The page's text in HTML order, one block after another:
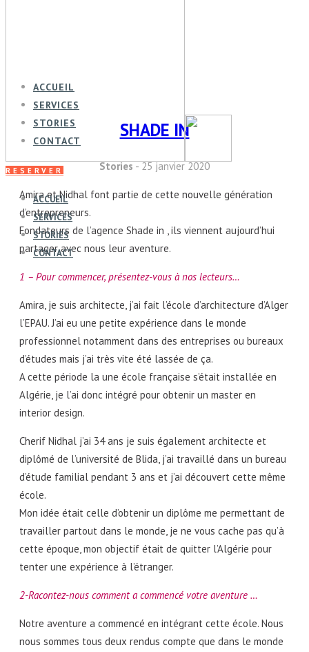
RESERVER
ACCUEIL
SERVICES
STORIES
CONTACT
ACCUEIL
SERVICES
STORIES
CONTACT
SHADE IN
Stories- 25 janvier 2020
Amira et Nidhal font partie de cette nouvelle génération
d’entrepreneurs.
Fondateurs de l’agence Shade in , ils viennent aujourd’hui
partager avec nous leur aventure.
1 – Pour commencer, présentez-vous à nos lecteurs…
Amira, je suis architecte, j’ai fait l’école d’architecture d’Alger
l’EPAU. J’ai eu une petite expérience dans le monde
professionnel notamment dans des entreprises ou bureaux
d’études mais j’ai très vite été lassée de ça.
A cette période la une école française s’était installée en
Algérie, je l’ai donc intégré pour obtenir un master en
interior design.
Cherif Nidhal j’ai 34 ans je suis également architecte et
diplômé de l’université de Blida, j’ai travaillé dans un bureau
d’étude familial pendant 3 ans et j’ai découvert cette même
école.
Mon idée était celle d’obtenir un diplôme me permettant de
travailler partout dans le monde, je ne vous cache pas qu’à
cette époque, mon objectif était de quitter l’Algérie pour
tenter une expérience à l’étranger.
2-Racontez-nous comment a commencé votre aventure …
Notre aventure a commencé en intégrant cette école. Nous
nous sommes tous deux rendus compte que dans le monde